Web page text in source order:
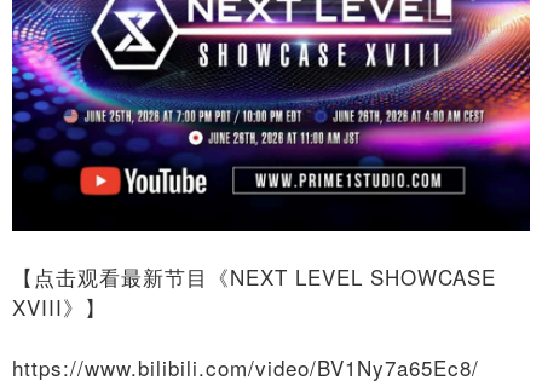
【点击观看最新节目《NEXT LEVEL SHOWCASE
XVIII》】
https://www.bilibili.com/video/BV1Ny7a65Ec8/